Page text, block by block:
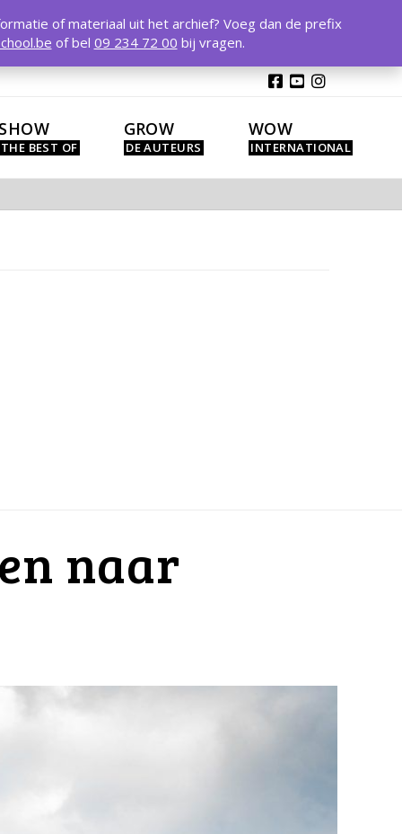
GROW WOW
naar
of materiaal uit het archief? Voeg dan de prefix
of bel 09 234 72 00 bij vragen.